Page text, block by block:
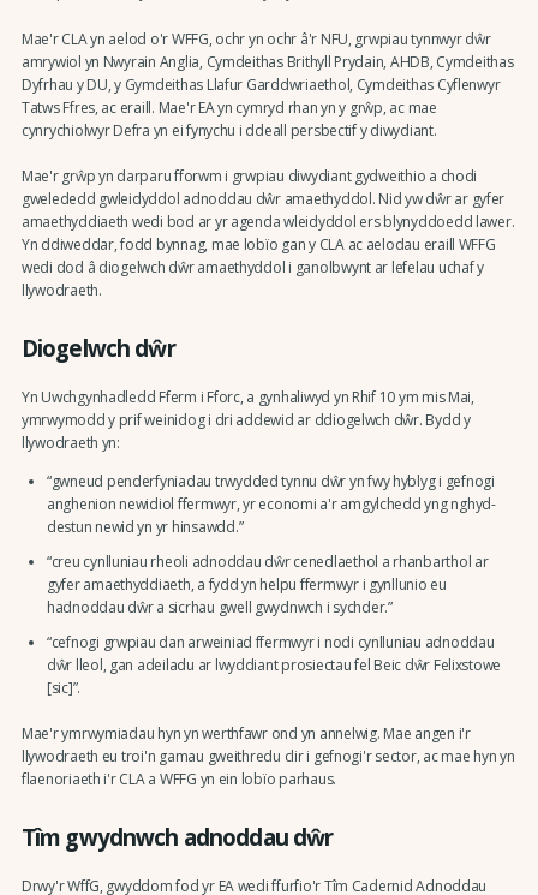
Mae'r CLA yn aelod o'r WFFG, ochr yn ochr â'r NFU, grwpiau tynnwyr dŵr
amrywiol yn Nwyrain Anglia, Cymdeithas Brithyll Prydain, AHDB, Cymdeithas
Dyfrhau y DU, y Gymdeithas Llafur Garddwriaethol, Cymdeithas Cyflenwyr
Tatws Ffres, ac eraill. Mae'r EA yn cymryd rhan yn y grŵp, ac mae
cynrychiolwyr Defra yn ei fynychu i ddeall persbectif y diwydiant.
Mae'r grŵp yn darparu fforwm i grwpiau diwydiant gydweithio a chodi
gwelededd gwleidyddol adnoddau dŵr amaethyddol. Nid yw dŵr ar gyfer
amaethyddiaeth wedi bod ar yr agenda wleidyddol ers blynyddoedd lawer.
Yn ddiweddar, fodd bynnag, mae lobïo gan y CLA ac aelodau eraill WFFG
wedi dod â diogelwch dŵr amaethyddol i ganolbwynt ar lefelau uchaf y
llywodraeth.
Diogelwch dŵr
Yn Uwchgynhadledd Fferm i Fforc, a gynhaliwyd yn Rhif 10 ym mis Mai,
ymrwymodd y prif weinidog i dri addewid ar ddiogelwch dŵr. Bydd y
llywodraeth yn:
“gwneud penderfyniadau trwydded tynnu dŵr yn fwy hyblyg i gefnogi
anghenion newidiol ffermwyr, yr economi a'r amgylchedd yng nghyd-
destun newid yn yr hinsawdd.”
“creu cynlluniau rheoli adnoddau dŵr cenedlaethol a rhanbarthol ar
gyfer amaethyddiaeth, a fydd yn helpu ffermwyr i gynllunio eu
hadnoddau dŵr a sicrhau gwell gwydnwch i sychder.”
“cefnogi grwpiau dan arweiniad ffermwyr i nodi cynlluniau adnoddau
dŵr lleol, gan adeiladu ar lwyddiant prosiectau fel Beic dŵr Felixstowe
[sic]”.
Mae'r ymrwymiadau hyn yn werthfawr ond yn annelwig. Mae angen i'r
llywodraeth eu troi'n gamau gweithredu clir i gefnogi'r sector, ac mae hyn yn
flaenoriaeth i'r CLA a WFFG yn ein lobïo parhaus.
Tîm gwydnwch adnoddau dŵr
Drwy'r WffG, gwyddom fod yr EA wedi ffurfio'r Tîm Cadernid Adnoddau